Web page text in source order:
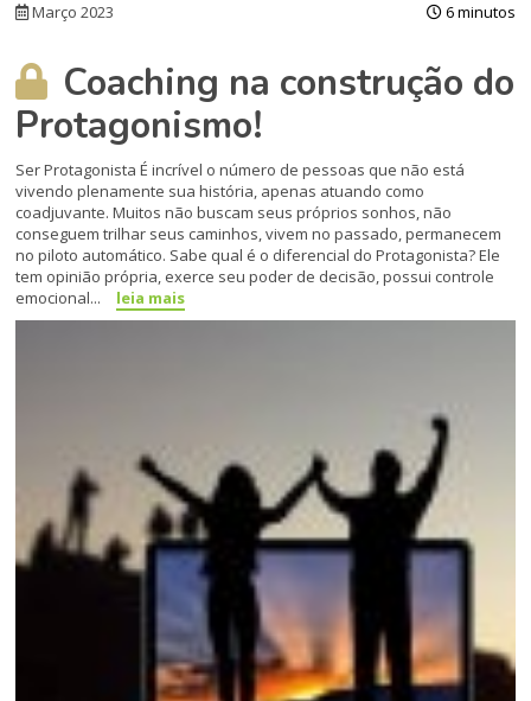
Março 2023 6 minutos
Coaching na construção do
Protagonismo!
Ser Protagonista É incrível o número de pessoas que não está
vivendo plenamente sua história, apenas atuando como
coadjuvante. Muitos não buscam seus próprios sonhos, não
conseguem trilhar seus caminhos, vivem no passado, permanecem
no piloto automático. Sabe qual é o diferencial do Protagonista? Ele
tem opinião própria, exerce seu poder de decisão, possui controle
emocional...
leia mais